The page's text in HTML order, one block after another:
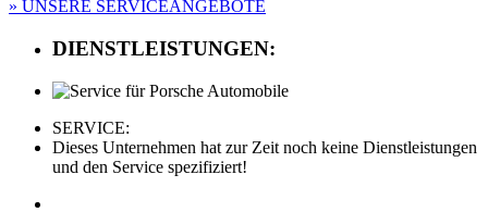
» UNSERE SERVICEANGEBOTE
DIENSTLEISTUNGEN:
SERVICE:
Dieses Unternehmen hat zur Zeit noch keine Dienstleistungen
und den Service spezifiziert!